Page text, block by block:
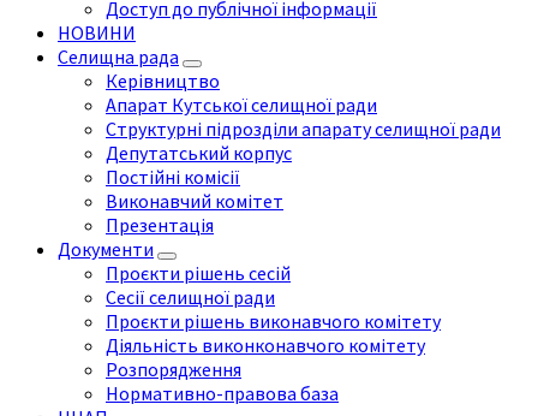
Доступ до публічної інформації
НОВИНИ
Селищна рада
Керівництво
Апарат Кутської селищної ради
Структурні підрозділи апарату селищної ради
Депутатський корпус
Постійні комісії
Виконавчий комітет
Презентація
Документи
Проєкти рішень сесій
Сесії селищної ради
Проєкти рішень виконавчого комітету
Діяльність виконконавчого комітету
Розпорядження
Нормативно-правова база